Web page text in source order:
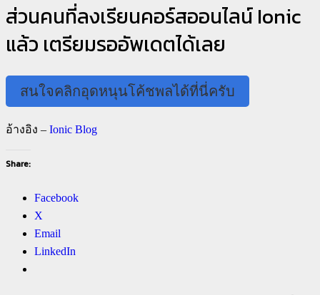
ส่วนคนที่ลงเรียนคอร์สออนไลน์ Ionic
แล้ว เตรียมรออัพเดตได้เลย
สนใจคลิกอุดหนุนโค้ชพลได้ที่นี่ครับ
อ้างอิง – Ionic Blog
Share:
Facebook
X
Email
LinkedIn